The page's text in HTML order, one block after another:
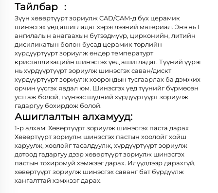
Тайлбар ：
Зүүн хөвөртүүрт зориулж CAD/CAM-д бүх церамик
шинэсгэх үед ашигладаг хэрэглээний материал. Энэ нь I
ангилалын анагаахын бүтээдмүүр, цирконийн, литийн
дисиликатын болон бусад церамик төрлийн
хүрдүүртүүрт зориулж өндөр температурт
кристаллизацийн шинэсгэх үед ашигладаг. Түүний үүрэг
нь хүрдүүртүүрт зориулж шинэсгэх саван/дискт
хүрдүүртүүрт зориулж хоорондын тусгаарлах ба дэмжих
орчин үүсгэх явдал юм. Шинэсгэх үед түүнийг бүрмөсөн
устгаж болой, түүнээс шүдний хүрдүүртүүрт зориулж
гадаргуу бохирдож болой.
Ашиглалтын алхамууд:
1-р алхам: Хөвөртүүрт зориулж шинэсгэх паста дарах
Хөвөртүүрт зориулж шинэсгэх пастын хоолойг хойш
харуулж, хоолойг тасалдуулж, хүрдүүртүүрт зориулж
дотоод гадаргуу дээр хөвөртүүрт зориулж шинэсгэх
пастын тохиромуй хэмжээг дарах. Илүүдлээр дарахгүй,
хөвөртүүрт зориулж шинэсгэх саванг бат бүрдүүлж
хангалттай хэмжээг дарах.